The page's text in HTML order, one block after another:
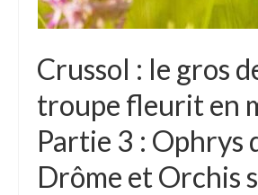
Crussol : le gros
troupe fleurit en
Partie 3 : Ophrys
Drôme et Orchis